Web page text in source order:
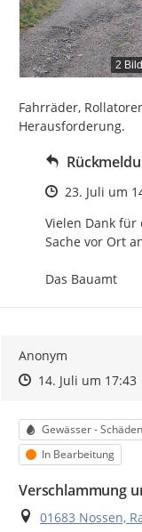
2
Fahrräder,
Herausforderung.
Zeitpunkt
23. Juli um
Vielen Dank für
Sache vor Ort
Das Bauamt
Anonym
Zeitpunkt des
Zeitpunkt des
14. Juli um 17:43
Kategorie
Gewässer -
Status
In Bearbeitung
Verschlammung
Ort
01683 Nossen,